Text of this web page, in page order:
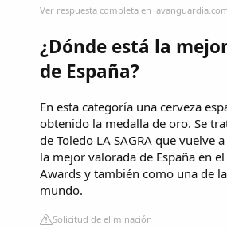
Ver respuesta completa en
¿Dónde está la
de España?
En esta categoría una cerveza
obtenido la medalla de oro. Se
de Toledo LA SAGRA que vuelve
la mejor valorada de España en
Awards y también como una de
mundo.
Solicitud de eliminación